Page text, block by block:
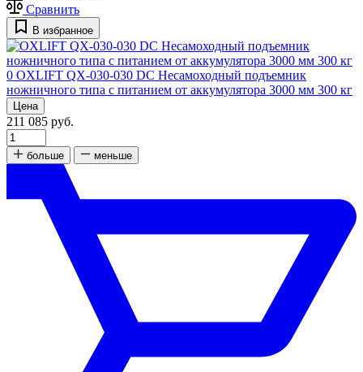
Сравнить
В избранное
0 OXLIFT QX-030-030 DC Несамоходный подъемник
ножничного типа с питанием от аккумулятора 3000 мм 300 кг
Цена
211 085 руб.
больше меньше